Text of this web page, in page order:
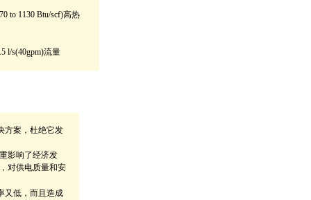
to 1130 Btu/scf)高热
l/s(40gpm)流量
方案，杜绝它发
影响了经济发
对供电质量和安
又低，而且造成